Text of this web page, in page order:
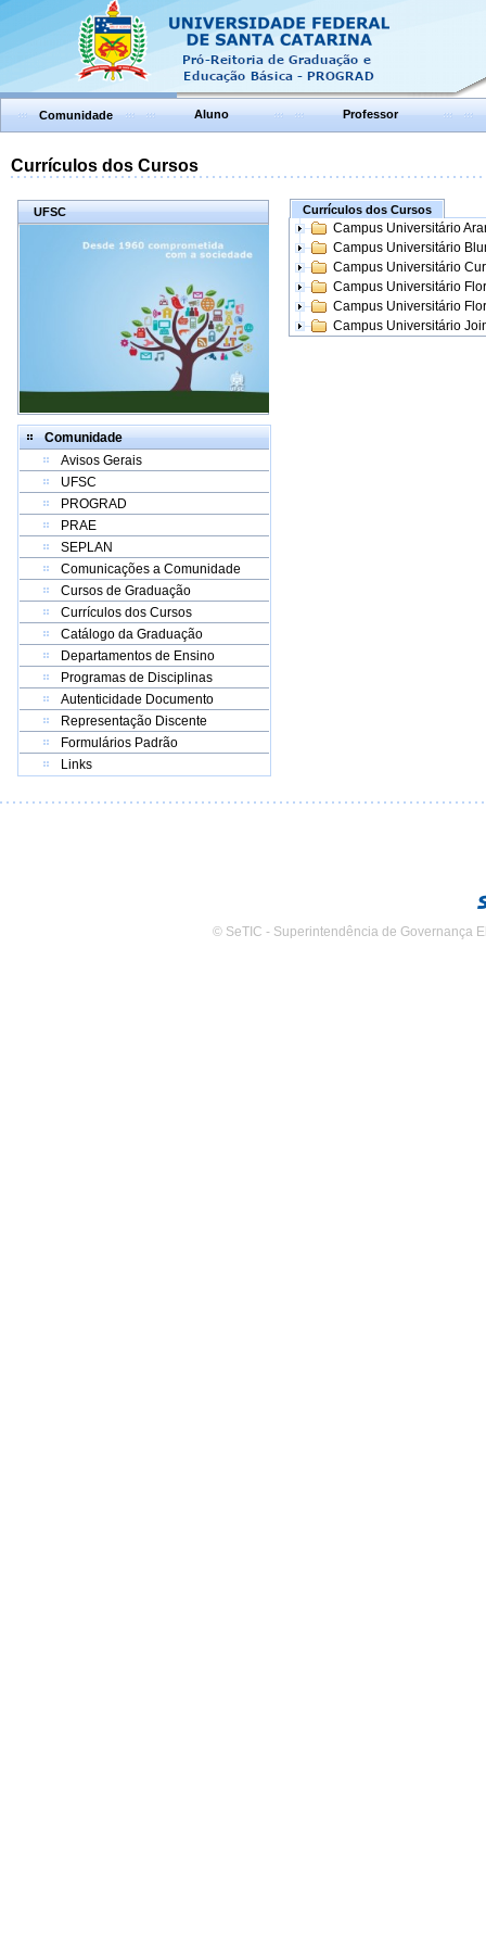
Comunidade Aluno Professor
Currículos dos Cursos
UFSC
Comunidade
Avisos Gerais
UFSC
PROGRAD
PRAE
SEPLAN
Comunicações a Comunidade
Cursos de Graduação
Currículos dos Cursos
Catálogo da Graduação
Departamentos de Ensino
Programas de Disciplinas
Autenticidade Documento
Representação Discente
Formulários Padrão
Links
Currículos dos Cursos
Campus Universitário
Campus Universitário
Campus Universitário
Campus Universitário
Campus Universitário
Campus Universitário
© SeTIC - Superintendência de Governança